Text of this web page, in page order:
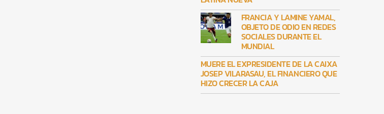
FRANCIA Y LAMINE YAMAL,
OBJETO DE ODIO EN REDES
SOCIALES DURANTE EL
MUNDIAL
MUERE EL EXPRESIDENTE DE LA CAIXA
JOSEP VILARASAU, EL FINANCIERO QUE
HIZO CRECER LA CAJA